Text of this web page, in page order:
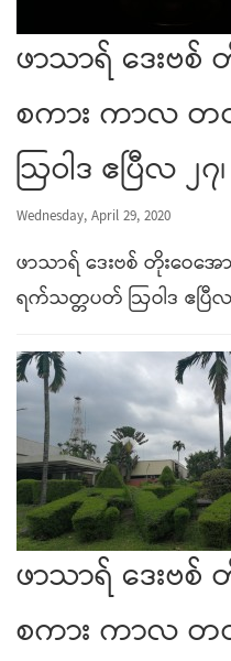
ဖာသာရ် ဒေးဗစ်
စကား ကာလ
ဩဝါဒ ဧပြီလ ၂၇
Wednesday, April 29, 2020
ဖာသာရ် ဒေးဗစ် တိုးဝေ
ရက်သတ္တပတ် ဩဝါဒ ဧပြီလ
ဖာသာရ် ဒေးဗစ်
စကား ကာလ